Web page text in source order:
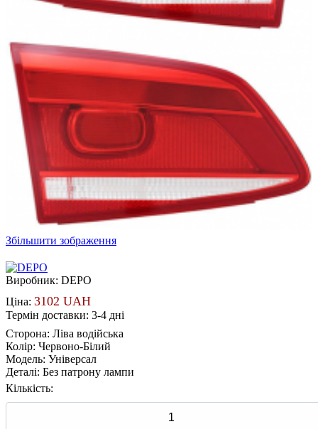
Збільшити зображення
Виробник: DEPO
Ціна: 3102 UAH
Термін доставки: 3-4 дні
Сторона: Ліва водійська
Колір: Червоно-Білий
Модель: Універсал
Деталі: Без патрону лампи
Кількість: